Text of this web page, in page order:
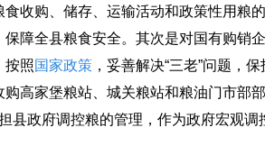
收购、储存、运输活动和政策性用粮
障全县粮食安全。其次是对国有购销
按照国家政策 ，妥善解决“三老”问题，
高家堡粮站、城关粮站和粮油门市部
政府调控粮的管理，作为政府宏观调